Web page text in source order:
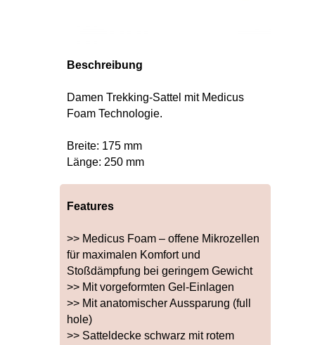
Beschreibung
Damen Trekking-Sattel mit Medicus
Foam Technologie.
Breite: 175 mm
Länge: 250 mm
Features
>> Medicus Foam – offene Mikrozellen
für maximalen Komfort und
Stoßdämpfung bei geringem Gewicht
>> Mit vorgeformten Gel-Einlagen
>> Mit anatomischer Aussparung (full
hole)
>> Satteldecke schwarz mit rotem